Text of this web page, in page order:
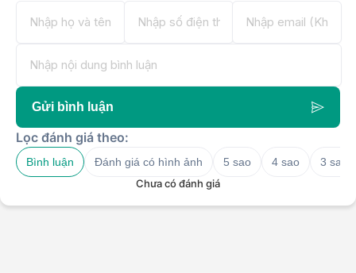
Gửi bình luận
Lọc đánh giá theo:
Bình luận Đánh giá có hình ảnh 5 sao 4 sao
3 sao
Chưa có đánh giá